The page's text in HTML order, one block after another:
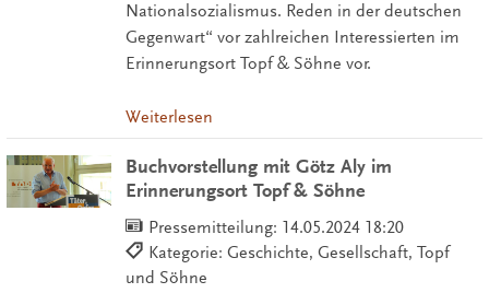
Nationalsozialismus. Reden in der deutschen
Gegenwart“ vor zahlreichen Interessierten im
Erinnerungsort Topf & Söhne vor.
Weiterlesen
Buchvorstellung mit Götz Aly im
Erinnerungsort Topf & Söhne
Pressemitteilung: 14.05.2024 18:20
Kategorie: Geschichte, Gesellschaft, Topf
und Söhne